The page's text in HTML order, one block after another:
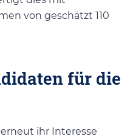
von geschätzt 110
für die
ihr Interesse